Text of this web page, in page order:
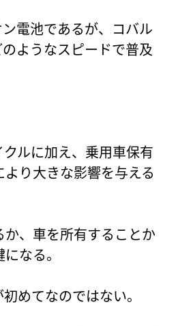
電池であるが、コバル
ようなスピードで普及
ルに加え、乗用車保有
り大きな影響を与える
、車を所有することか
なる。
めてなのではない。